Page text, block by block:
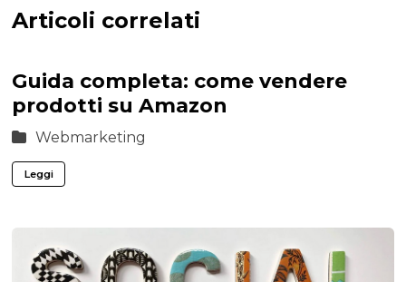
Articoli correlati
Guida completa: come vendere
prodotti su Amazon
Webmarketing
Leggi